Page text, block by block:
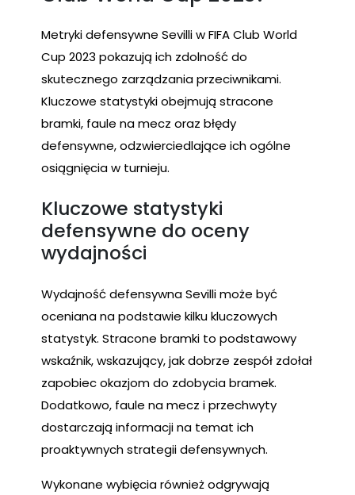
Metryki defensywne Sevilli w FIFA Club World
Cup 2023 pokazują ich zdolność do
skutecznego zarządzania przeciwnikami.
Kluczowe statystyki obejmują stracone
bramki, faule na mecz oraz błędy
defensywne, odzwierciedlające ich ogólne
osiągnięcia w turnieju.
Kluczowe statystyki
defensywne do oceny
wydajności
Wydajność defensywna Sevilli może być
oceniana na podstawie kilku kluczowych
statystyk. Stracone bramki to podstawowy
wskaźnik, wskazujący, jak dobrze zespół zdołał
zapobiec okazjom do zdobycia bramek.
Dodatkowo, faule na mecz i przechwyty
dostarczają informacji na temat ich
proaktywnych strategii defensywnych.
Wykonane wybięcia również odgrywają